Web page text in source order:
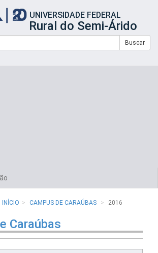
UNIVERSIDADE FEDERAL
Rural do Semi-Árido
Buscar
INÍCIO CAMPUS DE CARAÚBAS 2016
Caraúbas